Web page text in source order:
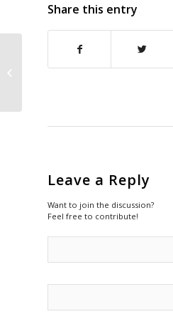
Share this entry
Leave a Reply
Want to join the discussion?
Feel free to contribute!